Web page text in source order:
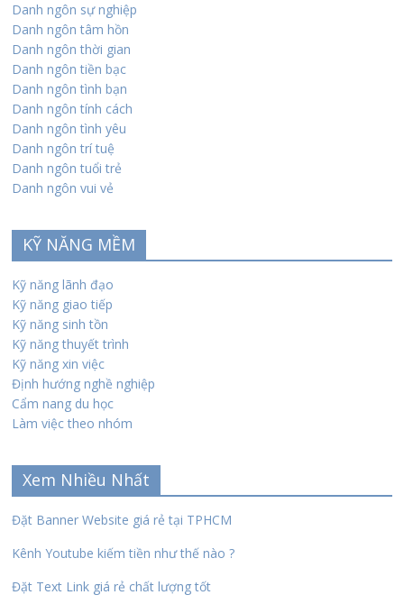
Danh ngôn sự nghiệp
Danh ngôn tâm hồn
Danh ngôn thời gian
Danh ngôn tiền bạc
Danh ngôn tình bạn
Danh ngôn tính cách
Danh ngôn tình yêu
Danh ngôn trí tuệ
Danh ngôn tuổi trẻ
Danh ngôn vui vẻ
KỸ NĂNG MỀM
Kỹ năng lãnh đạo
Kỹ năng giao tiếp
Kỹ năng sinh tồn
Kỹ năng thuyết trình
Kỹ năng xin việc
Định hướng nghề nghiệp
Cẩm nang du học
Làm việc theo nhóm
Xem Nhiều Nhất
Đặt Banner Website giá rẻ tại TPHCM
Kênh Youtube kiếm tiền như thế nào ?
Đặt Text Link giá rẻ chất lượng tốt